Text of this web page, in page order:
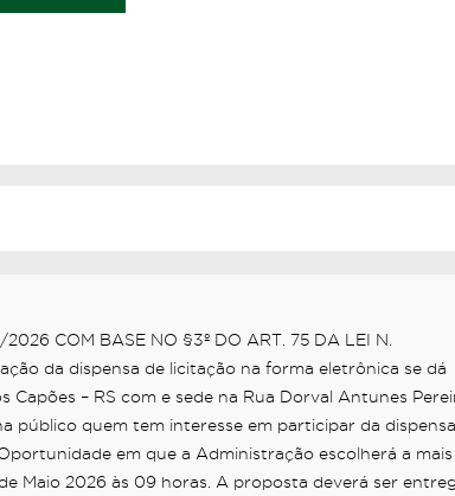
COM BASE NO §3º DO ART. 75 DA LEI N.
da dispensa de licitação na forma eletrônica se dá
Capões – RS com e sede na Rua Dorval Antunes
público quem tem interesse em participar da dispensa
em que a Administração escolherá a mais
Maio 2026 às 09 horas. A proposta deverá ser